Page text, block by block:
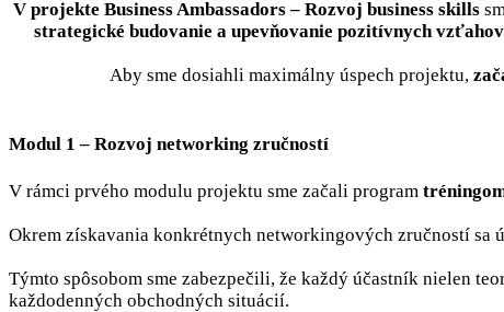
V projekte Business Ambassadors – Rozvoj business skills
strategické budovanie a upevňovanie pozitívnych vzťahov
Aby sme dosiahli maximálny úspech projektu,
Modul 1 – Rozvoj networking zručností
V rámci prvého modulu projektu sme začali program
Okrem získavania konkrétnych networkingových zručností sa
Týmto spôsobom sme zabezpečili, že každý účastník nielen
každodenných obchodných situácií.